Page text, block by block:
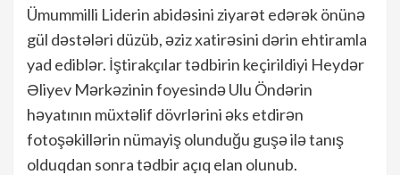
Ümummilli Liderin abidəsini ziyarət edərək önünə
gül dəstələri düzüb, əziz xatirəsini dərin ehtiramla
yad ediblər. İştirakçılar tədbirin keçirildiyi Heydər
Əliyev Mərkəzinin foyesində Ulu Öndərin
həyatının müxtəlif dövrlərini əks etdirən
fotoşəkillərin nümayiş olunduğu guşə ilə tanış
olduqdan sonra tədbir açıq elan olunub.